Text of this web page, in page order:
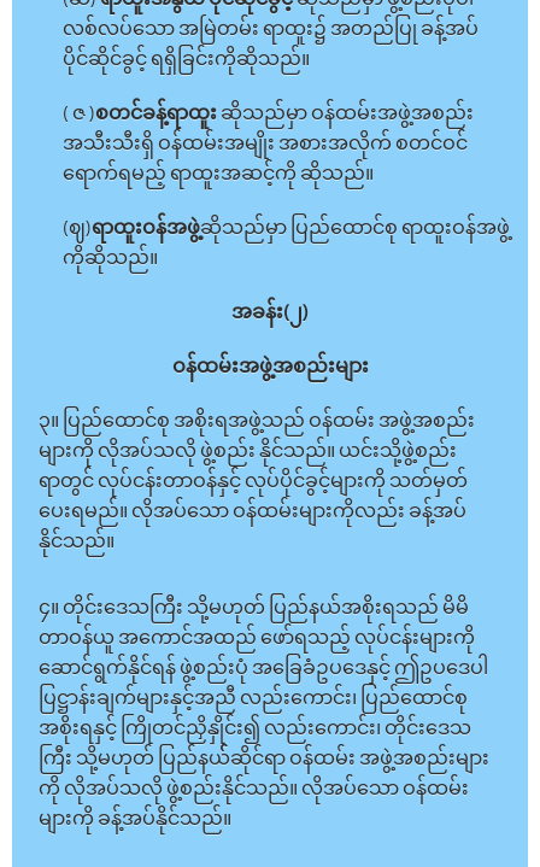
လစ်လပ်သော အမြဲတမ်း ရာထူး၌ အတည်ပြု ခန့်အပ်
ပိုင်ဆိုင်ခွင့် ရရှိခြင်းကိုဆိုသည်။
( ဇ )စတင်ခန့်ရာထူး ဆိုသည်မှာ ဝန်ထမ်းအဖွဲ့အစည်း
အသီးသီးရှိ ဝန်ထမ်းအမျိုး အစားအလိုက် စတင်ဝင်
ရောက်ရမည့် ရာထူးအဆင့်ကို ဆိုသည်။
(ဈ)ရာထူးဝန်အဖွဲ့ဆိုသည်မှာ ပြည်ထောင်စု ရာထူးဝန်အဖွဲ့
ကိုဆိုသည်။
အခန်း(၂)
ဝန်ထမ်းအဖွဲ့အစည်းများ
၃။ ပြည်ထောင်စု အစိုးရအဖွဲ့သည် ဝန်ထမ်း အဖွဲ့အစည်း
များကို လိုအပ်သလို ဖွဲ့စည်း နိုင်သည်။ ယင်းသို့ဖွဲ့စည်း
ရာတွင် လုပ်ငန်းတာဝန်နှင့် လုပ်ပိုင်ခွင့်များကို သတ်မှတ်
ပေးရမည်။ လိုအပ်သော ဝန်ထမ်းများကိုလည်း ခန့်အပ်
နိုင်သည်။
၄။ တိုင်းဒေသကြီး သို့မဟုတ် ပြည်နယ်အစိုးရသည် မိမိ
တာဝန်ယူ အကောင်အထည် ဖော်ရသည့် လုပ်ငန်းများကို
ဆောင်ရွက်နိုင်ရန် ဖွဲ့စည်းပုံ အခြေခံဥပဒေနှင့် ဤဥပဒေပါ
ပြဋ္ဌာန်းချက်များနှင့်အညီ လည်းကောင်း၊ ပြည်ထောင်စု
အစိုးရနှင့် ကြိုတင်ညှိနှိုင်း၍ လည်းကောင်း၊ တိုင်းဒေသ
ကြီး သို့မဟုတ် ပြည်နယ််ဆိုင်ရာ ဝန်ထမ်း အဖွဲ့အစည်းများ
ကို လိုအပ်သလို ဖွဲ့စည်းနိုင်သည်။ လိုအပ်သော ဝန်ထမ်း
များကို ခန့်အပ်နိုင်သည်။